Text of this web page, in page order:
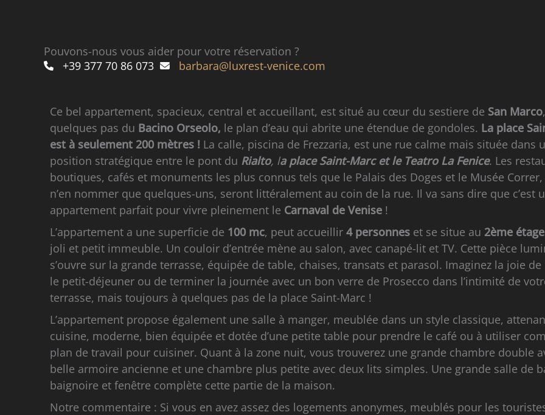
Pouvons-nous vous aider pour votre réservation ?
+39 377 70 86 073
barbara@luxrest-venice.com
Ce bel appartement, spacieux, central et accueillant, est situé au cœur du sestiere de San Marco
quelques pas du Bacino Orseolo, le plan d’eau qui abrite une étendue de gondoles. La place
est à seulement 200 mètres ! La calle, piscina de Frezzaria, est une rue calme mais située dans
position stratégique entre le pont du Rialto, la place Saint-Marc et le Teatro La Fenice. Les
boutiques, cafés et monuments les plus connus tels que le Palais des Doges et le Musée
n’en nommer que quelques-uns, seront littéralement au coin de la rue. Il va sans dire que c’est
appartement parfait pour vivre pleinement le Carnaval de Venise !
L’appartement a une superficie de 100 mc, peut accueillir 4 personnes et se situe au 2ème étage
joli et petit immeuble. Un couloir d’entrée mène au salon, avec canapé-lit et TV. Cette pièce
s’ouvre sur la grande terrasse, équipée de table, chaises, transats et parasol. Imaginez la joie
le petit-déjeuner ou de terminer la journée avec un bon verre de Prosecco dans l’intimité de
terrasse, mais toujours à quelques pas de la place Saint-Marc !
L’appartement propose également une salle à manger, meublée dans un style classique,
cuisine, moderne, bien équipée et dotée d’une petite table pour prendre le café ou à utiliser
plan de travail pour cuisiner. Quant à la zone nuit, vous trouverez une grande chambre double
belle armoire ancienne et une chambre plus petite avec deux lits simples. Une grande salle de
baignoire et fenêtre complète cette partie de la maison.
Notre commentaire : Si vous en avez assez des logements anonymes, meublés pour les